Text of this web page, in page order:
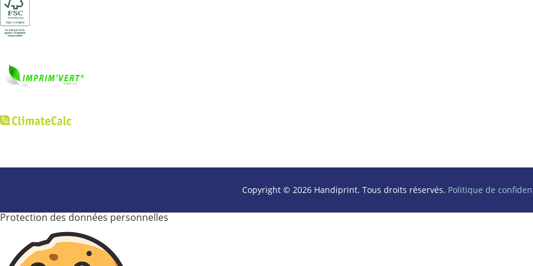
Copyright © 2026 Handiprint. Tous droits réservés. Politique de
Protection des données personnelles